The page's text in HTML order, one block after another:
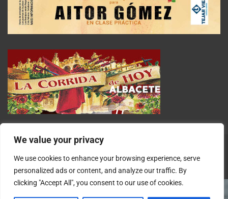
We value your privacy
We use cookies to enhance your browsing experience, serve
personalized ads or content, and analyze our traffic. By
clicking "Accept All", you consent to our use of cookies.